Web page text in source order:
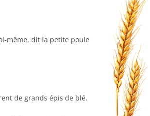
même, dit la petite poule
de grands épis de blé.